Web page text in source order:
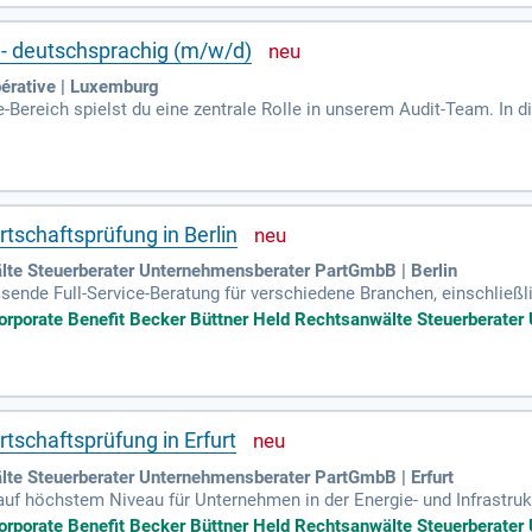
Durchführung von Audits. Nutzen Sie diese Gelegenheit, um
deutschsprachig (m/w/d)
| Luxemburg
spielst du eine zentrale Rolle in unserem Audit-Team. In
mit einem Fokus auf europäische Vermögenswerte weiter.
und coachst weniger erfahrene Kollegen. Profitiere von der
deine Fähigkeiten im gesamten Prüfungszyklus.
in Berlin
Steuerberater Unternehmensberater PartGmbB | Berlin
Full-Service-Beratung für verschiedene Branchen,
Mitarbeiter:innen in Berlin, München, Erfurt und Brüssel
Wir suchen derzeit einen IT-Auditor (m/w/d) in Berlin, der
zu entwickeln. Bewerben Sie sich und werden Sie
Benefit Becker Büttner Held Rechtsanwälte
in Erfurt
Steuerberater Unternehmensberater PartGmbB | Erfurt
höchstem Niveau für Unternehmen in der Energie- und
München, Erfurt und Brüssel unterstützt diverse Mandant:innen.
Benefit Becker Büttner Held Rechtsanwälte